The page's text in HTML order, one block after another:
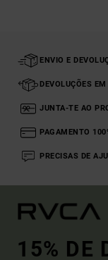
ENVIO E
DEVOLUÇÕES
JUNTA-TE AO
PAGAMENTO
PRECISAS DE
15% DE